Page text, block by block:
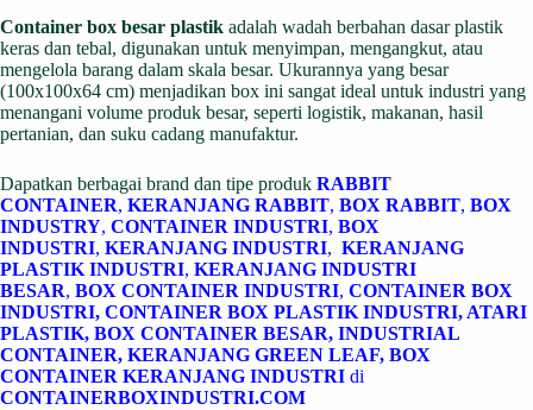
Container box besar plastik adalah wadah berbahan dasar plastik
keras dan tebal, digunakan untuk menyimpan, mengangkut, atau
mengelola barang dalam skala besar. Ukurannya yang besar
(100x100x64 cm) menjadikan box ini sangat ideal untuk industri yang
menangani volume produk besar, seperti logistik, makanan, hasil
pertanian, dan suku cadang manufaktur.
Dapatkan berbagai brand dan tipe produk RABBIT
CONTAINER, KERANJANG RABBIT, BOX RABBIT, BOX
INDUSTRY, CONTAINER INDUSTRI, BOX
INDUSTRI, KERANJANG INDUSTRI, KERANJANG
PLASTIK INDUSTRI, KERANJANG INDUSTRI
BESAR, BOX CONTAINER INDUSTRI, CONTAINER BOX
INDUSTRI, CONTAINER BOX PLASTIK INDUSTRI, ATARI
PLASTIK, BOX CONTAINER BESAR, INDUSTRIAL
CONTAINER, KERANJANG GREEN LEAF, BOX
CONTAINER KERANJANG INDUSTRI di
CONTAINERBOXINDUSTRI.COM